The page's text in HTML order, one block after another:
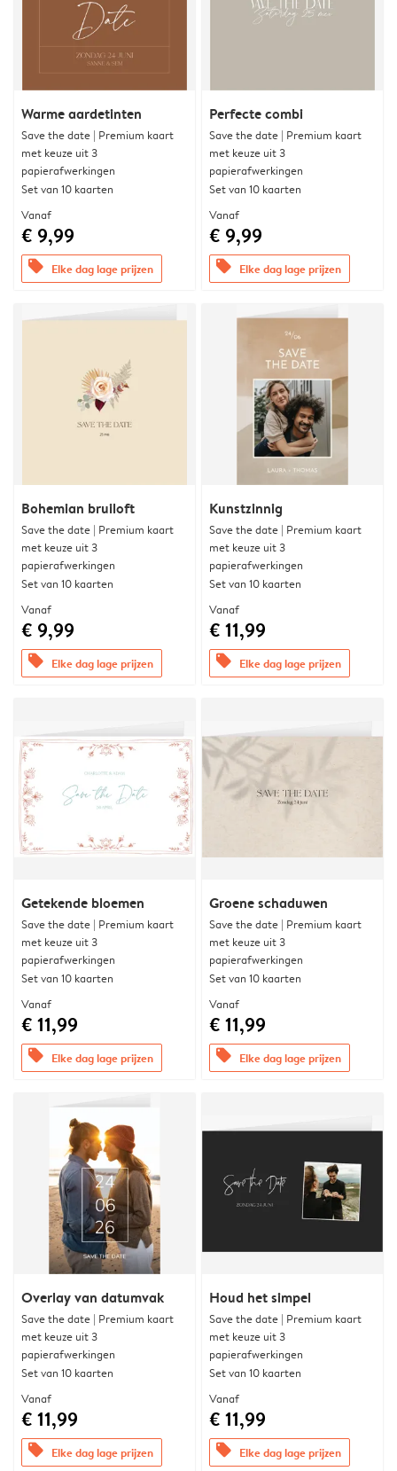
Warme aardetinten
Save the date | Premium kaart
met keuze uit 3
papierafwerkingen
Set van 10 kaarten
Vanaf
€ 9,99
offers Elke dag lage prijzen
Perfecte combi
Save the date | Premium kaart
met keuze uit 3
papierafwerkingen
Set van 10 kaarten
Vanaf
€ 9,99
offers Elke dag lage prijzen
Bohemian bruiloft
Save the date | Premium kaart
met keuze uit 3
papierafwerkingen
Set van 10 kaarten
Vanaf
€ 9,99
offers Elke dag lage prijzen
Kunstzinnig
Save the date | Premium kaart
met keuze uit 3
papierafwerkingen
Set van 10 kaarten
Vanaf
€ 11,99
offers Elke dag lage prijzen
Getekende bloemen
Save the date | Premium kaart
met keuze uit 3
papierafwerkingen
Set van 10 kaarten
Vanaf
€ 11,99
offers Elke dag lage prijzen
Groene schaduwen
Save the date | Premium kaart
met keuze uit 3
papierafwerkingen
Set van 10 kaarten
Vanaf
€ 11,99
offers Elke dag lage prijzen
Overlay van datumvak
Save the date | Premium kaart
met keuze uit 3
papierafwerkingen
Set van 10 kaarten
Vanaf
€ 11,99
offers Elke dag lage prijzen
Houd het simpel
Save the date | Premium kaart
met keuze uit 3
papierafwerkingen
Set van 10 kaarten
Vanaf
€ 11,99
offers Elke dag lage prijzen